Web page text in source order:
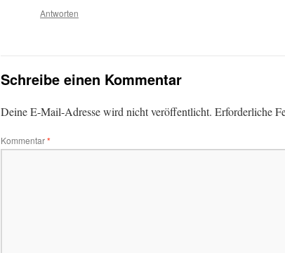
Antworten
Schreibe einen Kommentar
Deine E-Mail-Adresse wird nicht veröffentlicht. Erforderliche
Kommentar*